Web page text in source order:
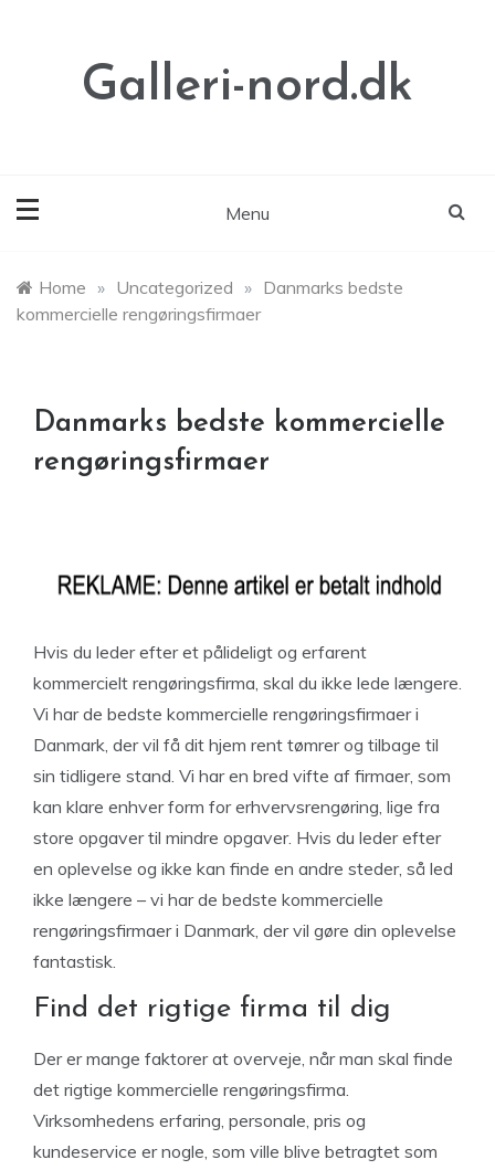
Galleri-nord.dk
Menu
Home » Uncategorized » Danmarks bedste
kommercielle rengøringsfirmaer
Danmarks bedste kommercielle
rengøringsfirmaer
Hvis du leder efter et pålideligt og erfarent
kommercielt rengøringsfirma, skal du ikke lede længere.
Vi har de bedste kommercielle rengøringsfirmaer i
Danmark, der vil få dit hjem rent tømrer og tilbage til
sin tidligere stand. Vi har en bred vifte af firmaer, som
kan klare enhver form for erhvervsrengøring, lige fra
store opgaver til mindre opgaver. Hvis du leder efter
en oplevelse og ikke kan finde en andre steder, så led
ikke længere – vi har de bedste kommercielle
rengøringsfirmaer i Danmark, der vil gøre din oplevelse
fantastisk.
Find det rigtige firma til dig
Der er mange faktorer at overveje, når man skal finde
det rigtige kommercielle rengøringsfirma.
Virksomhedens erfaring, personale, pris og
kundeservice er nogle, som ville blive betragtet som